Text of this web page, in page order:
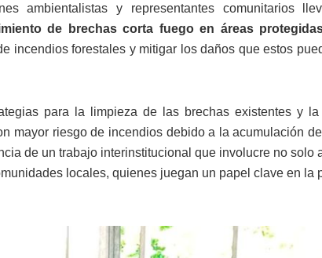
ambientalistas y representantes comunitarios
de brechas corta fuego en áreas
incendios forestales y mitigar los daños que estos
para la limpieza de las brechas existentes y
mayor riesgo de incendios debido a la acumulación
de un trabajo interinstitucional que involucre no solo
locales, quienes juegan un papel clave en la